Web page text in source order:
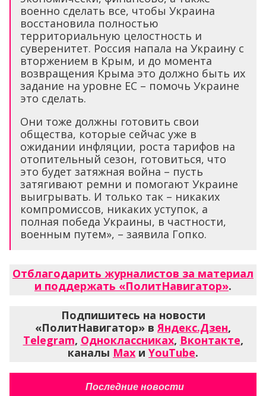
военно сделать все, чтобы Украина
восстановила полностью
территориальную целостность и
суверенитет. Россия напала на Украину с
вторжением в Крым, и до момента
возвращения Крыма это должно быть их
задание на уровне ЕС – помочь Украине
это сделать.
Они тоже должны готовить свои
общества, которые сейчас уже в
ожидании инфляции, роста тарифов на
отопительный сезон, готовиться, что
это будет затяжная война – пусть
затягивают ремни и помогают Украине
выигрывать. И только так – никаких
компромиссов, никаких уступок, а
полная победа Украины, в частности,
военным путем», – заявила Гопко.
Отблагодарить журналистов за материал
и поддержать «ПолитНавигатор».
Подпишитесь на новости
«ПолитНавигатор» вЯндекс.Дзен,
Telegram, Одноклассниках, Вконтакте,
каналы Max и YouTube.
Последние новости